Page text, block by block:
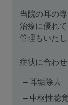
当院の耳の
治療に優れ
管理もいたし
症状に合わ
耳垢除去
中枢性聴